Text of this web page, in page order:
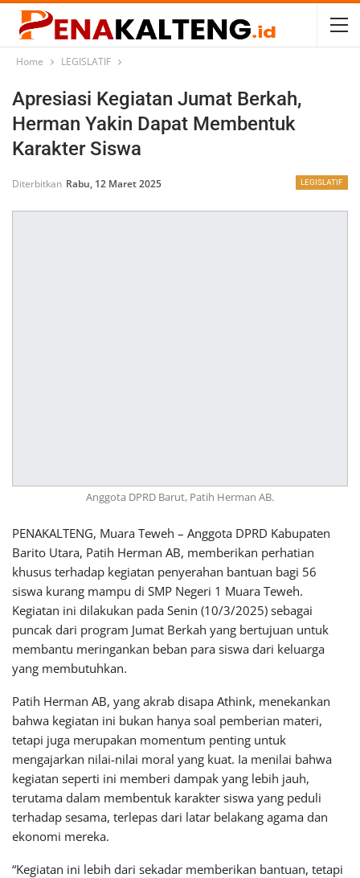
Home LEGISLATIF
Apresiasi Kegiatan Jumat Berkah,
Herman Yakin Dapat Membentuk
Karakter Siswa
LEGISLATIF
Diterbitkan Rabu, 12 Maret 2025
Anggota DPRD Barut, Patih Herman AB.
PENAKALTENG, Muara Teweh – Anggota DPRD Kabupaten
Barito Utara, Patih Herman AB, memberikan perhatian
khusus terhadap kegiatan penyerahan bantuan bagi 56
siswa kurang mampu di SMP Negeri 1 Muara Teweh.
Kegiatan ini dilakukan pada Senin (10/3/2025) sebagai
puncak dari program Jumat Berkah yang bertujuan untuk
membantu meringankan beban para siswa dari keluarga
yang membutuhkan.
Patih Herman AB, yang akrab disapa Athink, menekankan
bahwa kegiatan ini bukan hanya soal pemberian materi,
tetapi juga merupakan momentum penting untuk
mengajarkan nilai-nilai moral yang kuat. Ia menilai bahwa
kegiatan seperti ini memberi dampak yang lebih jauh,
terutama dalam membentuk karakter siswa yang peduli
terhadap sesama, terlepas dari latar belakang agama dan
ekonomi mereka.
“Kegiatan ini lebih dari sekadar memberikan bantuan, tetapi